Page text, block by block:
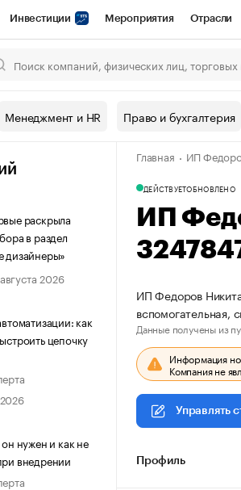
Инвестиции Мероприятия Отрасли
Конференции СПб Спецпроекты
Рынок наличной валюты
Менеджмент и HR Право и бухгалтерия
раскрыла
в раздел
дизайнеры»
2026
как
цепочку
он нужен и как не
внедрении
Главная ИП
ДЕЙСТВУЕТОБНОВЛЕНО
ИП
ИП Федоров
Данные получены из
Информация
Компания не
Управлять
Профиль